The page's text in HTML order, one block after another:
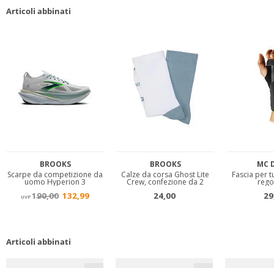
Articoli abbinati
Articoli abbinati